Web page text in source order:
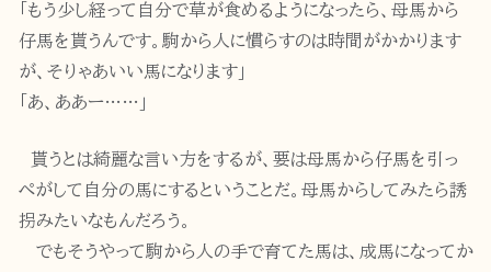
「もう少し経って自分で草が食めるようになったら、母馬から
仔馬を貰うんです。駒から人に慣らすのは時間がかかります
が、そりゃあいい馬になります」
「あ、ああー……」
貰うとは綺麗な言い方をするが、要は母馬から仔馬を引っ
ぺがして自分の馬にするということだ。母馬からしてみたら誘
拐みたいなもんだろう。
でもそうやって駒から人の手で育てた馬は、成馬になってか